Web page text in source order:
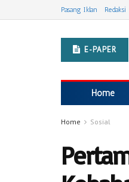
Pasang Iklan Redaksi
E-PAPER
Home
Home Sosial